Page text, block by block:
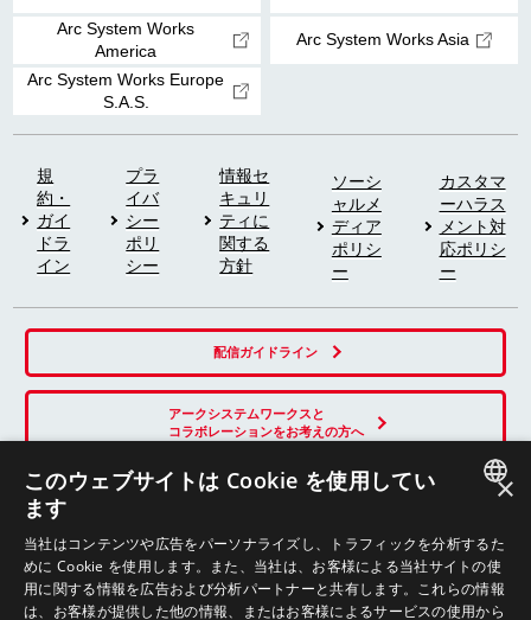
Arc System Works
America
Arc System Works Asia
Arc System Works Europe
S.A.S.
規
約・
ガイ
ドラ
イン
プラ
イバ
シー
ポリ
シー
情報セ
キュリ
ティに
関する
方針
ソーシ
ャルメ
ディア
ポリシ
ー
カスタマ
ーハラス
メント対
応ポリシ
ー
配信ガイドライン
アークシステムワークスと
コラボレーションをお考えの方へ
SNS
ENGLISH
×
このウェブサイトは Cookie を使用してい
ます
当社はコンテンツや広告をパーソナライズし、トラフィックを分析するた
めに Cookie を使用します。また、当社は、お客様による当社サイトの使
用に関する情報を広告および分析パートナーと共有します。これらの情報
は、お客様が提供した他の情報、またはお客様によるサービスの使用から